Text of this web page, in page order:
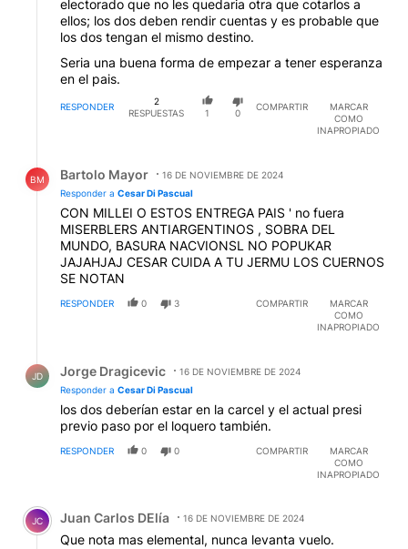
electorado que no les quedaria otra que cotarlos a
ellos; los dos deben rendir cuentas y es probable que
los dos tengan el mismo destino.
Seria una buena forma de empezar a tener esperanza
en el pais.
RESPONDER
2
RESPUESTAS
1 0
COMPARTIR
MARCAR
COMO
INAPROPIADO
BM Bartolo Mayor
16 DE NOVIEMBRE DE 2024
Responder a Cesar Di Pascual
CON MILLEI O ESTOS ENTREGA PAIS ' no fuera
MISERBLERS ANTIARGENTINOS , SOBRA DEL
MUNDO, BASURA NACVIONSL NO POPUKAR
JAJAHJAJ CESAR CUIDA A TU JERMU LOS CUERNOS
SE NOTAN
RESPONDER 0 3 COMPARTIR
MARCAR
COMO
INAPROPIADO
JD Jorge Dragicevic
16 DE NOVIEMBRE DE 2024
Responder a Cesar Di Pascual
los dos deberían estar en la carcel y el actual presi
previo paso por el loquero también.
RESPONDER 0 0 COMPARTIR
MARCAR
COMO
INAPROPIADO
Comentario de Juan Carlos DElía.
JC Juan Carlos DElía 16 DE NOVIEMBRE DE 2024
Que nota mas elemental, nunca levanta vuelo.